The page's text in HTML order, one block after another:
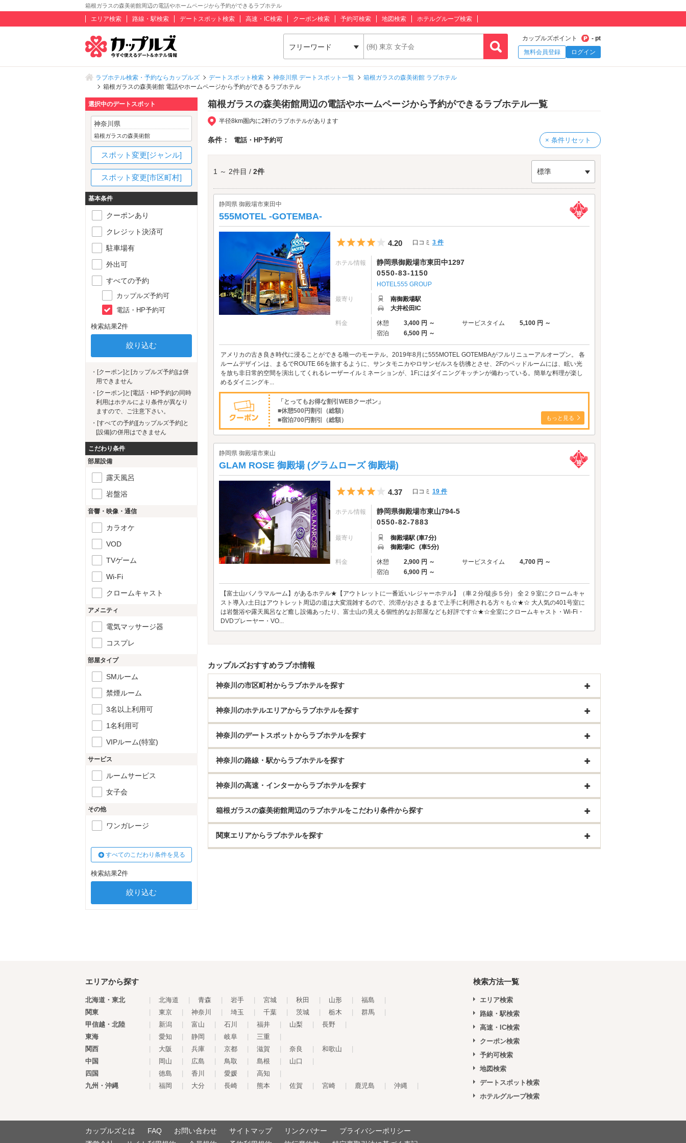
箱根ガラスの森美術館周辺の電話やホームページから予約ができるラブホテル
エリア検索 路線・駅検索 デートスポット検索 高速・IC検索 クーポン検索 予約可検索 地図検索 ホテルグループ検索
フリーワード
カップルズポイント
- pt
無料会員登録
ログイン
ラブホテル検索・予約ならカップルズ デートスポット検索 神奈川県 デートスポット一覧
箱根ガラスの森美術館 ラブホテル
箱根ガラスの森美術館 電話やホームページから予約ができるラブホテル
箱根ガラスの森美術館周辺の電話やホームページから予約ができるラブホテル一覧
半径8km圏内に2軒のラブホテルがあります
条件： 電話・HP予約可 × 条件リセット
1 ～ 2件目 / 2件 標準
静岡県 御殿場市東田中
555MOTEL -GOTEMBA-
5つ星のうち4
4.20 口コミ 3 件
ホテル情報
静岡県御殿場市東田中1297
0550-83-1150
HOTEL555 GROUP
最寄り
南御殿場駅
大井松田IC
料金 休憩 3,400 円 ～ サービスタイム
5,100 円 ～
宿泊
6,500 円 ～
アメリカの古き良き時代に浸ることができる唯一のモーテル。2019年8月に555MOTEL GOTEMBAがフルリニューアルオープン。 各
ルームデザインは、まるでROUTE 66を旅するように、サンタモニカやロサンゼルスを彷彿とさせ、2Fのベッドルームには、眩い光
を放ち非日常的空間を演出してくれるレーザーイルミネーションが、1Fにはダイニングキッチンが備わっている。簡単な料理が楽し
めるダイニングキ...
「とってもお得な割引WEBクーポン」
■休憩500円割引（総額）
■宿泊700円割引（総額）
もっと見る
静岡県 御殿場市東山
GLAM ROSE 御殿場 (グラムローズ 御殿場)
5つ星のうち4
4.37 口コミ 19 件
ホテル情報
静岡県御殿場市東山794-5
0550-82-7883
最寄り
御殿場駅 (車7分)
御殿場IC (車5分)
料金 休憩 2,900 円 ～ サービスタイム
4,700 円 ～
宿泊
6,900 円 ～
【富士山パノラマルーム】があるホテル★【アウトレットに一番近いレジャーホテル】（車２分/徒歩５分） 全２９室にクロームキャ
スト導入♪土日はアウトレット周辺の道は大変混雑するので、渋滞がおさまるまで上手に利用される方々も☆★☆ 大人気の401号室に
は岩盤浴や露天風呂など癒し設備あったり、富士山の見える個性的なお部屋なども好評です☆★☆全室にクロームキャスト・Wi-Fi・
DVDプレーヤー・VO...
カップルズおすすめラブホ情報
神奈川の市区町村からラブホテルを探す
神奈川のホテルエリアからラブホテルを探す
神奈川のデートスポットからラブホテルを探す
神奈川の路線・駅からラブホテルを探す
神奈川の高速・インターからラブホテルを探す
箱根ガラスの森美術館周辺のラブホテルをこだわり条件から探す
関東エリアからラブホテルを探す
選択中のデートスポット
神奈川県
箱根ガラスの森美術館
スポット変更[ジャンル]
スポット変更[市区町村]
基本条件
クーポンあり
クレジット決済可
駐車場有
外出可
すべての予約
カップルズ予約可
電話・HP予約可
検索結果2件
・[クーポン]と[カップルズ予約]は併
用できません
・[クーポン]と[電話・HP予約]の同時
利用はホテルにより条件が異なり
ますので、ご注意下さい。
・[すべての予約][カップルズ予約]と
[設備]の併用はできません
こだわり条件
部屋設備
露天風呂
岩盤浴
音響・映像・通信
カラオケ
VOD
TVゲーム
Wi-Fi
クロームキャスト
アメニティ
電気マッサージ器
コスプレ
部屋タイプ
SMルーム
禁煙ルーム
3名以上利用可
1名利用可
VIPルーム(特室)
サービス
ルームサービス
女子会
その他
ワンガレージ
すべてのこだわり条件を見る
検索結果2件
エリアから探す
北海道・東北 北海道 青森 岩手 宮城 秋田 山形 福島
関東
東京 神奈川 埼玉 千葉 茨城 栃木 群馬
甲信越・北陸
新潟 富山 石川 福井 山梨 長野
東海
愛知 静岡 岐阜 三重
関西
大阪 兵庫 京都 滋賀 奈良 和歌山
中国
岡山 広島 鳥取 島根 山口
四国
徳島 香川 愛媛 高知
九州・沖縄
福岡 大分 長崎 熊本 佐賀 宮崎 鹿児島 沖縄
検索方法一覧
エリア検索
路線・駅検索
高速・IC検索
クーポン検索
予約可検索
地図検索
デートスポット検索
ホテルグループ検索
カップルズとは FAQ お問い合わせ サイトマップ リンクバナー
プライバシーポリシー